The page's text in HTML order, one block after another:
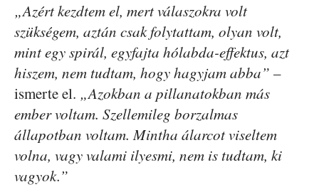
„Azért kezdtem el, mert válaszokra volt
szükségem, aztán csak folytattam, olyan volt,
mint egy spirál, egyfajta hólabda-effektus, azt
hiszem, nem tudtam, hogy hagyjam abba” –
ismerte el. „Azokban a pillanatokban más
ember voltam. Szellemileg borzalmas
állapotban voltam. Mintha álarcot viseltem
volna, vagy valami ilyesmi, nem is tudtam, ki
vagyok.”